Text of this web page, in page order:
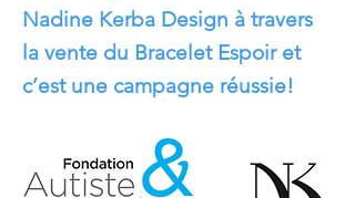
Nadine Kerba Design à travers
la vente du Bracelet Espoir et
c’est une campagne réussie!